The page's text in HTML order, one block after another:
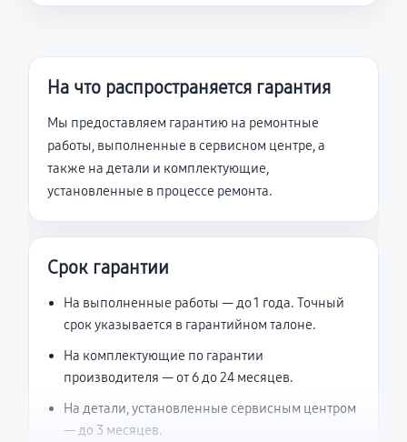
На что распространяется гарантия
Мы предоставляем гарантию на ремонтные
работы, выполненные в сервисном центре, а
также на детали и комплектующие,
установленные в процессе ремонта.
Срок гарантии
На выполненные работы — до 1 года. Точный
срок указывается в гарантийном талоне.
На комплектующие по гарантии
производителя — от 6 до 24 месяцев.
На детали, установленные сервисным центром
— до 3 месяцев.